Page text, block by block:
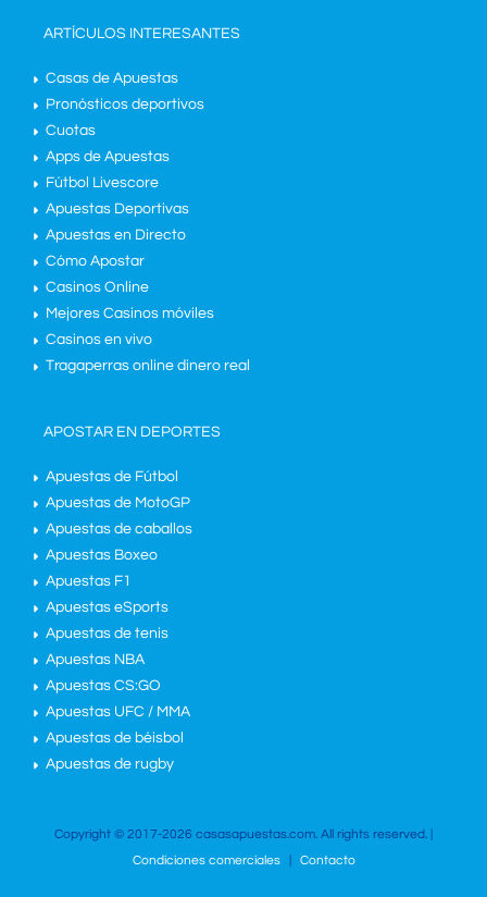
ARTÍCULOS INTERESANTES
Casas de Apuestas
Pronósticos deportivos
Cuotas
Apps de Apuestas
Fútbol Livescore
Apuestas Deportivas
Apuestas en Directo
Cómo Apostar
Casinos Online
Mejores Casinos móviles
Casinos en vivo
Tragaperras online dinero real
APOSTAR EN DEPORTES
Apuestas de Fútbol
Apuestas de MotoGP
Apuestas de caballos
Apuestas Boxeo
Apuestas F1
Apuestas eSports
Apuestas de tenis
Apuestas NBA
Apuestas CS:GO
Apuestas UFC / MMA
Apuestas de béisbol
Apuestas de rugby
Copyright © 2017-2026 casasapuestas.com. All rights reserved. |
Condiciones comerciales
Contacto